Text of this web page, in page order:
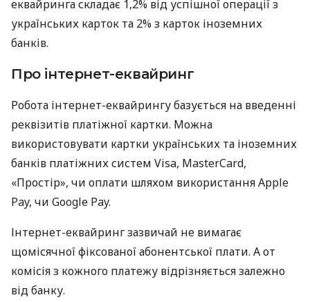
еквайринга складає 1,2% від успішної операції з
українських карток та 2% з карток іноземних
банків.
Про інтернет-еквайринг
Робота інтернет-еквайрингу базується на введенні
реквізитів платіжної картки. Можна
використовувати картки українських та іноземних
банків платіжних систем Visa, MasterCard,
«Простір», чи оплати шляхом використання Apple
Pay, чи Google Pay.
Інтернет-еквайринг зазвичай не вимагає
щомісячної фіксованої абонентської плати. А от
комісія з кожного платежу відрізняється залежно
від банку.